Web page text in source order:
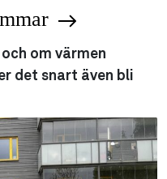
om värmen
det snart även bli